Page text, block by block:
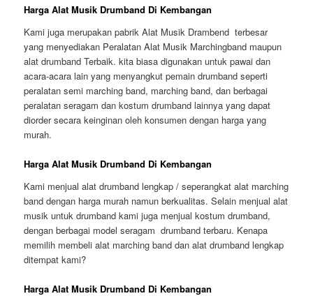
Harga Alat Musik Drumband Di Kembangan
Kami juga merupakan pabrik Alat Musik Drambend terbesar
yang menyediakan Peralatan Alat Musik Marchingband maupun
alat drumband Terbaik. kita biasa digunakan untuk pawai dan
acara-acara lain yang menyangkut pemain drumband seperti
peralatan semi marching band, marching band, dan berbagai
peralatan seragam dan kostum drumband lainnya yang dapat
diorder secara keinginan oleh konsumen dengan harga yang
murah.
Harga Alat Musik Drumband Di Kembangan
Kami menjual alat drumband lengkap / seperangkat alat marching
band dengan harga murah namun berkualitas. Selain menjual alat
musik untuk drumband kami juga menjual kostum drumband,
dengan berbagai model seragam drumband terbaru. Kenapa
memilih membeli alat marching band dan alat drumband lengkap
ditempat kami?
Harga Alat Musik Drumband Di Kembangan